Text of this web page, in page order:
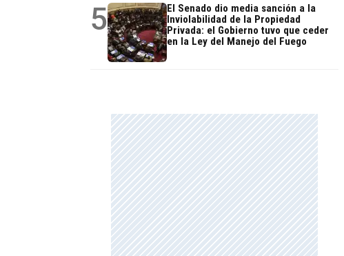
5
El Senado dio media sanción a la
Inviolabilidad de la Propiedad
Privada: el Gobierno tuvo que ceder
en la Ley del Manejo del Fuego